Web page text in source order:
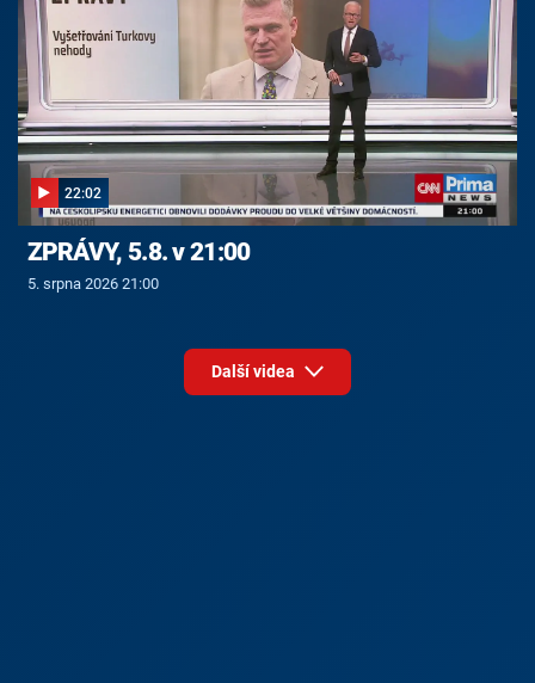
22:02
ZPRÁVY, 5.8. v 21:00
5. srpna 2026 21:00
Další videa